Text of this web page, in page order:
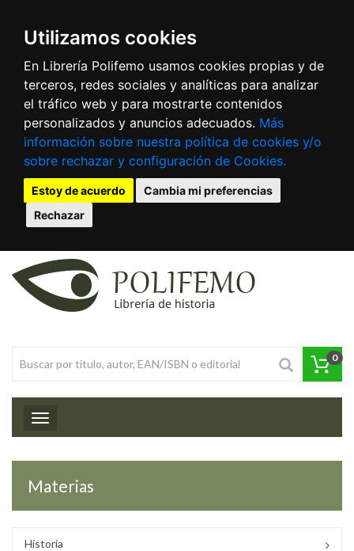
Utilizamos cookies
En Librería Polifemo usamos cookies propias y de
terceros, redes sociales y analíticas para analizar
el tráfico web y para mostrarte contenidos
personalizados y anuncios adecuados. Más
información sobre nuestra política de cookies y/o
sobre rechazar y configuración de Cookies.
Estoy de acuerdo
Cambia mi preferencias
Rechazar
0
Toggle navigation
Materias
Historia